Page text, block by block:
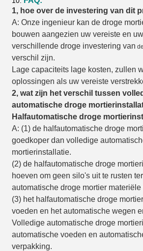
1, hoe over de investering van dit
A: Onze ingenieur kan de droge
bouwen aangezien uw vereiste en
verschillende droge investering van de
verschil zijn.
Lage capaciteits lage kosten, zullen
oplossingen als uw vereiste
2, wat zijn het verschil tussen
automatische droge
Halfautomatische droge
A: (1) de halfautomatische droge
goedkoper dan volledige
mortierinstallatie.
(2) de halfautomatische droge
hoeven om geen silo's uit te rusten
automatische droge mortier materiële
(3) het halfautomatische droge
voeden en het automatische wegen
Volledige automatische droge
automatische voeden en
verpakking.